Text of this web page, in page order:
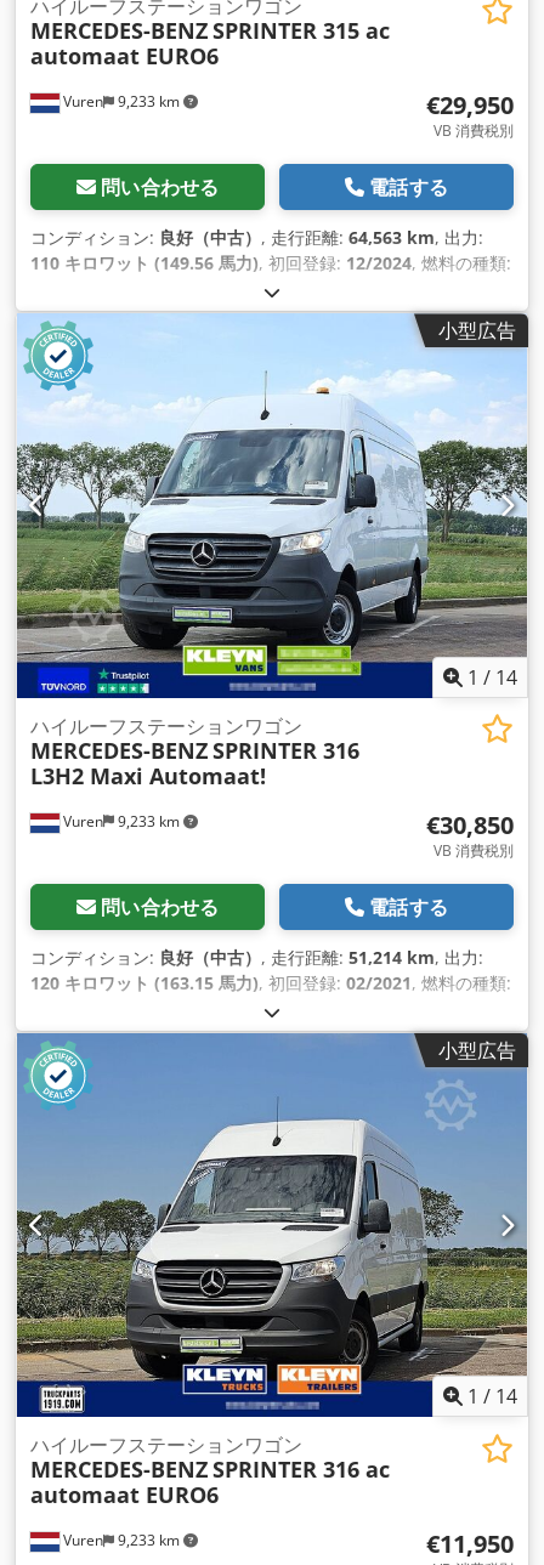
Vuren 9,233 km
ハイルーフステーションワゴン
MERCEDES-BENZSPRINTER 315 ac
automaat EURO6
€29,950
VB 消費税別
問い合わせる 電話する
コンディション: 良好（中古） , 走行距離: 64,563 km, 出力:
110 キロワット (149.56 馬力), 初回登録: 12/2024, 燃料の種類:
235/65R16
イールベース:4,330 mm, 燃料:ディーゼル, 色:茶色, 運転席:
デイキャブ
, 排出クラス: ユーロ6, サ
スペンション:
, 全長: , 全幅:
mm, 全高: 2,750 mm , 荷室長:4,220 mm, 荷室幅:1,770 mm
1,960 mm , 製造年: 2024
ABS（アンチロック・
ブレーキ・システム）, エアコン, クルーズコントロール, シー
トヒーター, セントラルロック, トラクションコントロール, ブ
ルートゥース, 電動ウィンドウ調節, 電動ミラー,
小型広告
1 / 14
Vuren 9,233 km
ハイルーフステーションワゴン
MERCEDES-BENZSPRINTER 316
L3H2 Maxi Automaat!
€30,850
VB 消費税別
問い合わせる 電話する
コンディション: 良好（中古） , 走行距離: 51,214 km, 出力:
120 キロワット (163.15 馬力), 初回登録: 02/2021, 燃料の種類:
235/65R16
イールベース:4,330 mm, 燃料:ディーゼル, 色:白色, 運転席:
デイキャブ
, 排出クラス: ユーロ6, サ
スペンション:
2,020
mm, 全高: 4,330 mm 1,770 mm
, 製造年: 2021, 装備:
ABS（アンチロック・
ブレーキ・システム）, アップル CarPlay, エアコン, シートヒ
ーター, セントラルロック, トラクションコントロール, ブルー
トゥース, 電動ウィンドウ調節, 電動ミラー,
小型広告
1 / 14
Vuren 9,233 km
ハイルーフステーションワゴン
MERCEDES-BENZSPRINTER 316 ac
automaat EURO6
€11,950